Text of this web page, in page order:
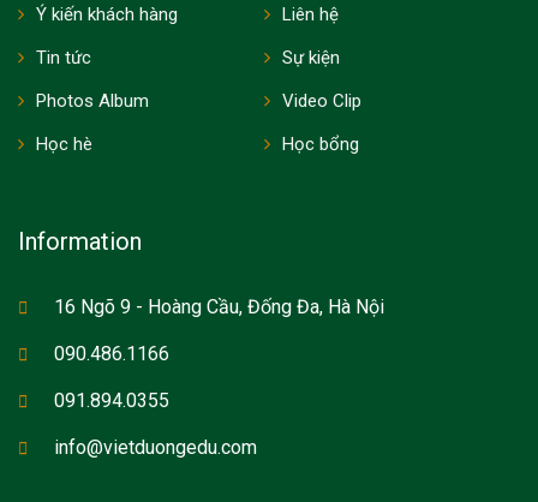
Ý kiến khách hàng
Liên hệ
Tin tức
Sự kiện
Photos Album
Video Clip
Học hè
Học bổng
Information
16 Ngõ 9 - Hoàng Cầu, Đống Đa, Hà Nội
090.486.1166
091.894.0355
info@vietduongedu.com